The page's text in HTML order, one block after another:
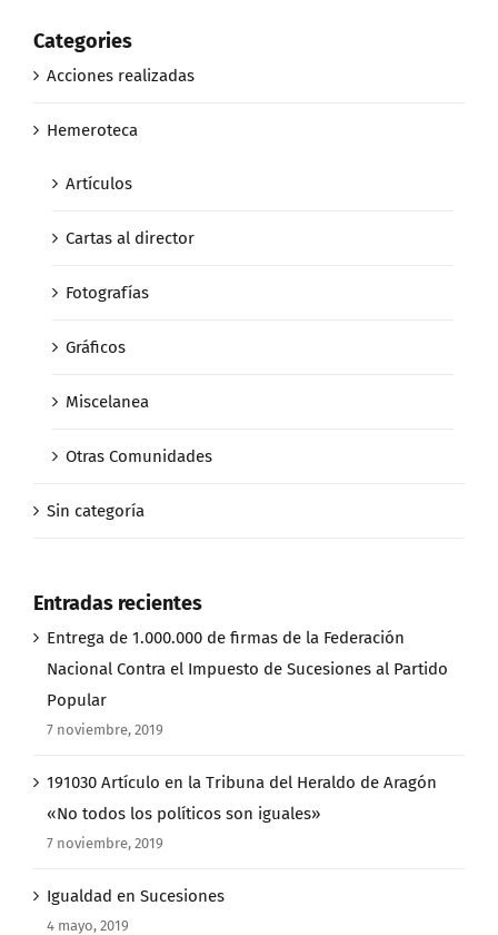
Categories
Acciones realizadas
Hemeroteca
Artículos
Cartas al director
Fotografías
Gráficos
Miscelanea
Otras Comunidades
Sin categoría
Entradas recientes
Entrega de 1.000.000 de firmas de la Federación
Nacional Contra el Impuesto de Sucesiones al Partido
Popular
7 noviembre, 2019
191030 Artículo en la Tribuna del Heraldo de Aragón
«No todos los políticos son iguales»
7 noviembre, 2019
Igualdad en Sucesiones
4 mayo, 2019